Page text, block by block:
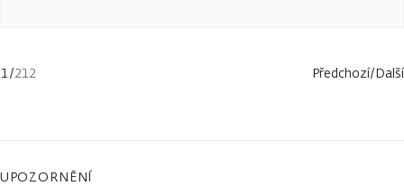
1/212 Předchozí/Další
UPOZORNĚNÍ